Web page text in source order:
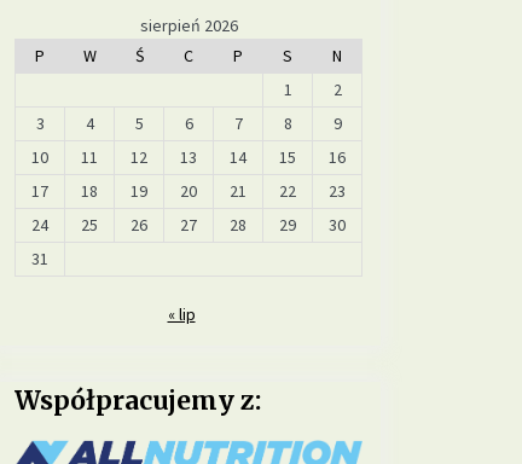
12 miesięcy ago
sierpień 2026
P
W Ś C P S
N
1
2
3
4 5 6 7 8
9
10
11 12 13 14 15
16
17
18 19 20 21 22
23
24
25 26 27 28 29
30
31
« lip
Współpracujemy z: